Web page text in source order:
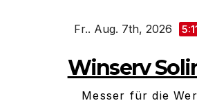
Fr.. Aug. 7th, 2026
Winserv
Messer für die